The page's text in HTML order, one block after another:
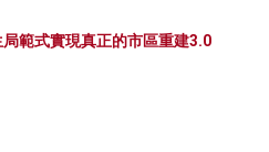
範式實現真正的市區重建3.0